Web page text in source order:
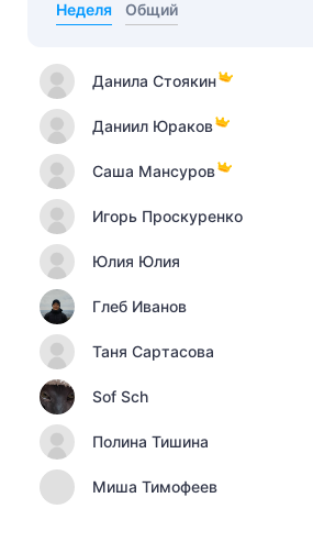
Неделя Общий
Данила Стоякин
Даниил Юраков
Саша Мансуров
Игорь Проскуренко
Юлия Юлия
Глеб Иванов
Таня Сартасова
Sof Sch
Полина Тишина
Миша Тимофеев